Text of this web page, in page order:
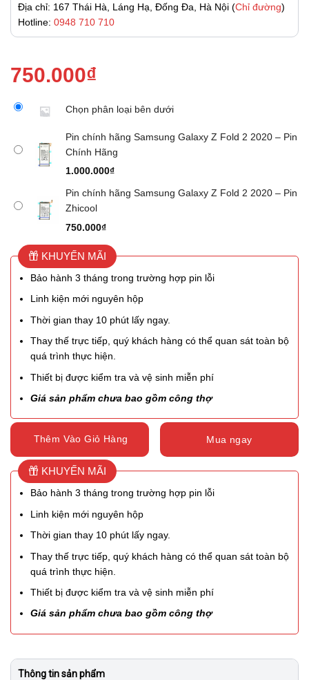
Địa chỉ: 167 Thái Hà, Láng Hạ, Đống Đa, Hà Nội (Chỉ đường)
Hotline: 0948 710 710
750.000₫
Chọn phân loại bên dưới
Pin chính hãng Samsung Galaxy Z Fold 2 2020 – Pin
Chính Hãng
1.000.000₫
Pin chính hãng Samsung Galaxy Z Fold 2 2020 – Pin
Zhicool
750.000₫
KHUYẾN MÃI
Bảo hành 3 tháng trong trường hợp pin lỗi
Linh kiện mới nguyên hộp
Thời gian thay 10 phút lấy ngay.
Thay thế trực tiếp, quý khách hàng có thể quan sát toàn bộ
quá trình thực hiện.
Thiết bị được kiểm tra và vệ sinh miễn phí
Giá sản phẩm chưa bao gồm công thợ
Thêm Vào Giỏ Hàng Mua ngay
KHUYẾN MÃI
Bảo hành 3 tháng trong trường hợp pin lỗi
Linh kiện mới nguyên hộp
Thời gian thay 10 phút lấy ngay.
Thay thế trực tiếp, quý khách hàng có thể quan sát toàn bộ
quá trình thực hiện.
Thiết bị được kiểm tra và vệ sinh miễn phí
Giá sản phẩm chưa bao gồm công thợ
Thông tin sản phẩm